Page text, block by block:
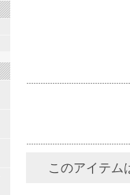
このアイテム